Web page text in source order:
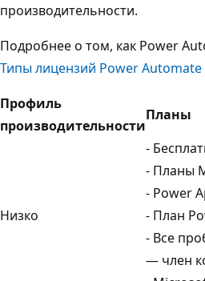
производительности.
Подробнее о том, как Power
Типы лицензий Power
Профиль
производительности
Планы
Низко
-
- Планы
- Power
- План
- Все
— член